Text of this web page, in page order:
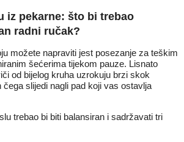
iz pekarne: što bi trebao
radni ručak?
možete napraviti jest posezanje za teškim
šećerima tijekom pauze. Lisnato
od bijelog kruha uzrokuju brzi skok
slijedi nagli pad koji vas ostavlja
trebao bi biti balansiran i sadržavati tri